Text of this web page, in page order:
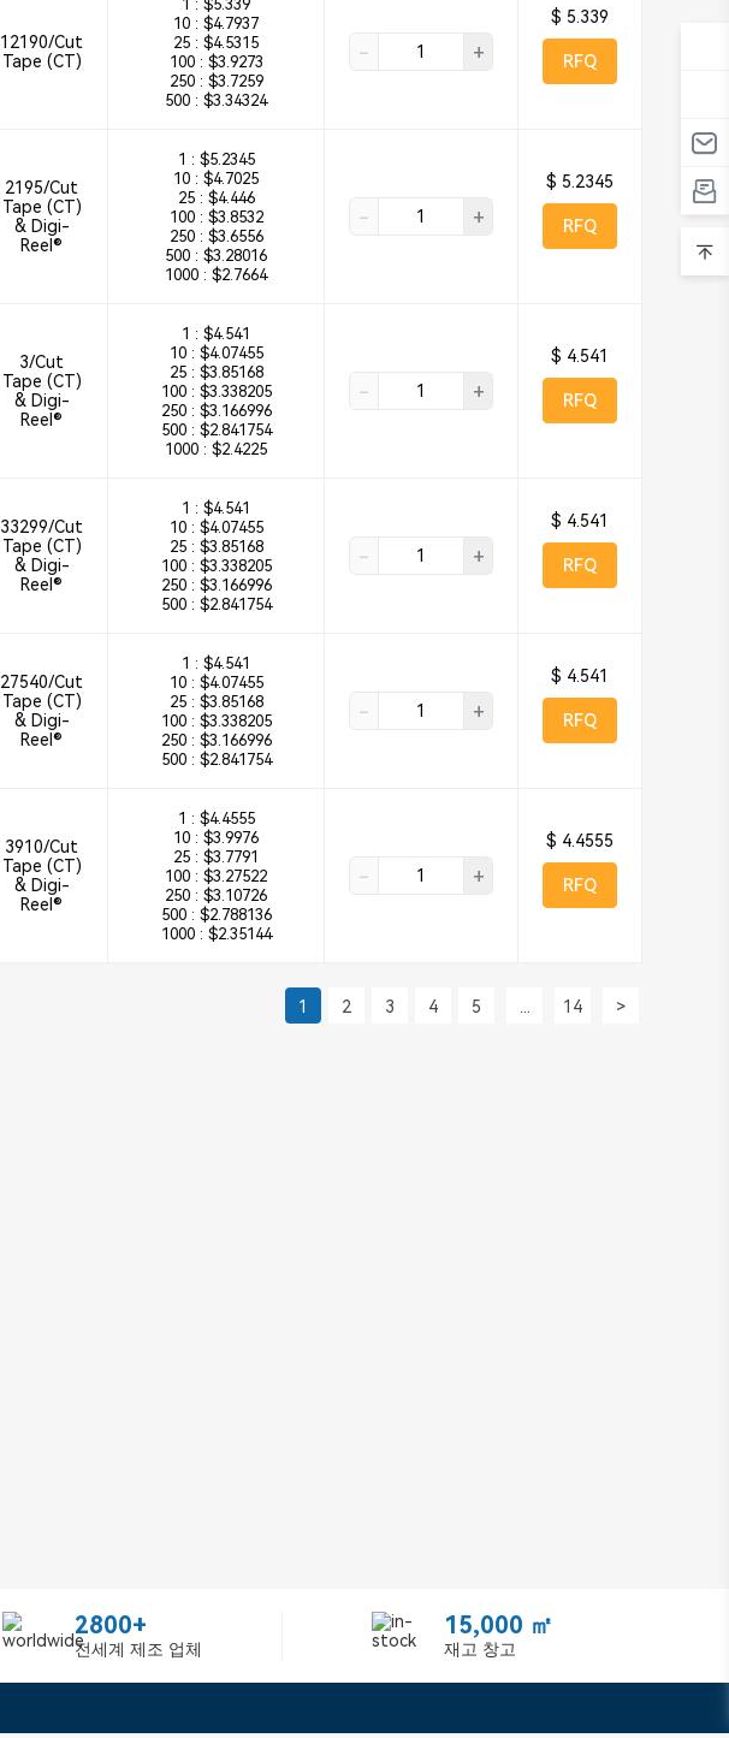
12190/Cut
Tape (CT)
1 : $5.339
10 : $4.7937
25 : $4.5315
100 : $3.9273
250 : $3.7259
500 : $3.34324
- +
$ 5.339
RFQ
2195/Cut
Tape (CT)
& Digi-
Reel®
1 : $5.2345
10 : $4.7025
25 : $4.446
100 : $3.8532
250 : $3.6556
500 : $3.28016
1000 : $2.7664
- +
$ 5.2345
RFQ
3/Cut
Tape (CT)
& Digi-
Reel®
1 : $4.541
10 : $4.07455
25 : $3.85168
100 : $3.338205
250 : $3.166996
500 : $2.841754
1000 : $2.4225
- +
$ 4.541
RFQ
33299/Cut
Tape (CT)
& Digi-
Reel®
1 : $4.541
10 : $4.07455
25 : $3.85168
100 : $3.338205
250 : $3.166996
500 : $2.841754
- +
$ 4.541
RFQ
27540/Cut
Tape (CT)
& Digi-
Reel®
1 : $4.541
10 : $4.07455
25 : $3.85168
100 : $3.338205
250 : $3.166996
500 : $2.841754
- +
$ 4.541
RFQ
3910/Cut
Tape (CT)
& Digi-
Reel®
1 : $4.4555
10 : $3.9976
25 : $3.7791
100 : $3.27522
250 : $3.10726
500 : $2.788136
1000 : $2.35144
- +
$ 4.4555
RFQ
1 2 3 4 5 14 >
2800+
전세계 제조 업체
15,000 ㎡
재고 창고